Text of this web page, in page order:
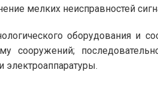
мелких неисправностей
оборудования и
сооружений;
электроаппаратуры.